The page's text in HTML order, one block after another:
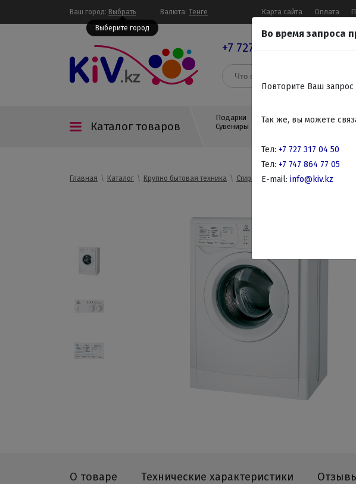
Ваш город: Выбрать Валюта: Тенге Карта сайта Оплата
+7 727 317 04 50
Каталог товаров
Подарки
Сувениры
Встраиваемая
бытовая
Главная Каталог Крупно бытовая техника Стиральные машины
О товаре Технические характеристики
Во время запроса
Повторите Ваш запрос
Так же, вы можете
Тел: +7 727 317 04 50
Тел: +7 747 864 77 05
E-mail: info@kiv.kz
Выберите город